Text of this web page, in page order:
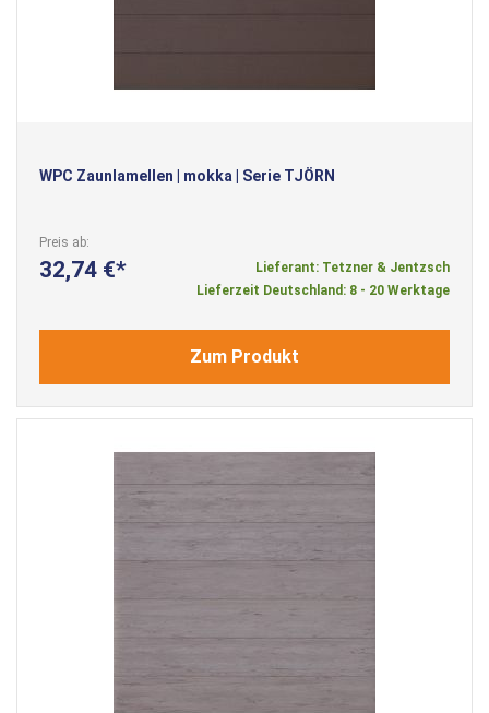
WPC Zaunlamellen | mokka | Serie TJÖRN
Preis ab
32,74 €
Lieferant: Tetzner & Jentzsch
Lieferzeit Deutschland: 8 - 20 Werktage
Zum Produkt